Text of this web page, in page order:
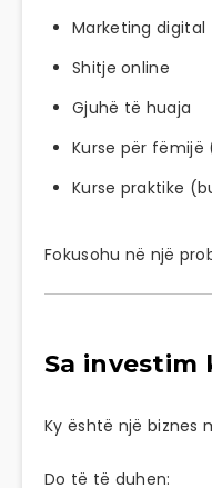
Marketing digital
Shitje online
Gjuhë të huaja
Kurse për fëmijë
Kurse praktike
Fokusohu në një
Sa investim
Ky është një biznes
Do të të duhen: